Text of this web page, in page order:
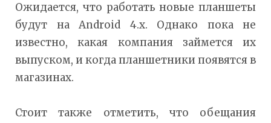
Ожидается, что работать новые планшеты
будут на Android 4.x. Однако пока не
известно, какая компания займется их
выпуском, и когда планшетники появятся в
магазинах.
Стоит также отметить, что обещания